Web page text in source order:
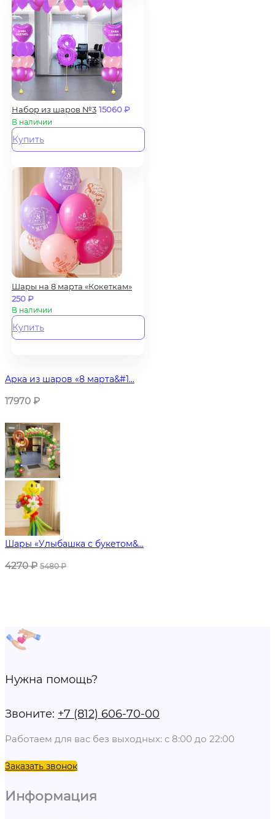
Набор из шаров №3 15060₽
В наличии
Купить
Шары на 8 марта «Кокеткам»
250₽
В наличии
Купить
Арка из шаров «8 марта&#1...
17970 ₽
Шары «Улыбашка с букетом&...
4270₽ 5480₽
Нужна помощь?
Звоните: +7 (812) 606-70-00
Работаем для вас без выходных: с 8:00 до 22:00
Заказать звонок
Информация